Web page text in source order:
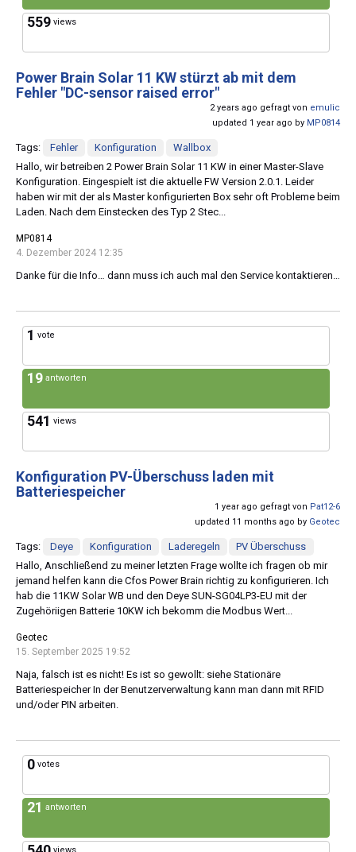
559 views
Power Brain Solar 11 KW stürzt ab mit dem
Fehler "DC-sensor raised error"
2 years ago gefragt von emulic
updated 1 year ago by MP0814
Tags: Fehler Konfiguration
Wallbox
Hallo, wir betreiben 2 Power Brain Solar 11 KW in einer Master-Slave
Konfiguration. Eingespielt ist die aktuelle FW Version 2.0.1. Leider
haben wir mit der als Master konfigurierten Box sehr oft Probleme beim
Laden. Nach dem Einstecken des Typ 2 Stec...
MP0814
4. Dezember 2024 12:35
Danke für die Info… dann muss ich auch mal den Service kontaktieren…
1 vote
19 antworten
541 views
Konfiguration PV-Überschuss laden mit
Batteriespeicher
1 year ago gefragt von Pat12-6
updated 11 months ago by Geotec
Tags: Deye Konfiguration Laderegeln
PV Überschuss
Hallo, Anschließend zu meiner letzten Frage wollte ich fragen ob mir
jemand helfen kann die Cfos Power Brain richtig zu konfigurieren. Ich
hab die 11KW Solar WB und den Deye SUN-SG04LP3-EU mit der
Zugehöriigen Batterie 10KW ich bekomm die Modbus Wert...
Geotec
15. September 2025 19:52
Naja, falsch ist es nicht! Es ist so gewollt: siehe Stationäre
Batteriespeicher In der Benutzerverwaltung kann man dann mit RFID
und/oder PIN arbeiten.
0 votes
21 antworten